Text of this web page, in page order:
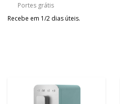
Portes grátis
Recebe em 1/2 dias úteis.